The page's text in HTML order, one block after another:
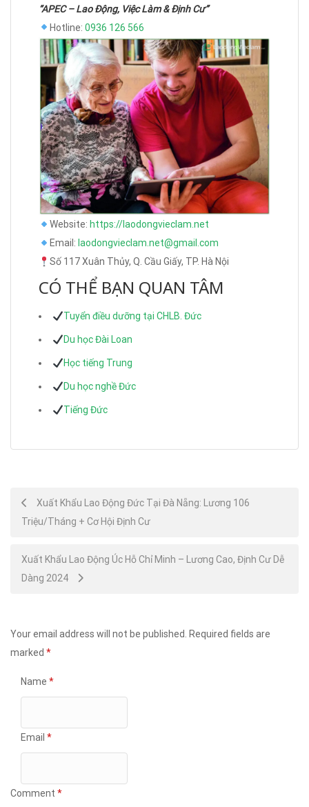
“APEC – Lao Động, Việc Làm & Định Cư”
Hotline: 0936 126 566
Website: https://laodongvieclam.net
Email: laodongvieclam.net@gmail.com
Số 117 Xuân Thủy, Q. Cầu Giấy, TP. Hà Nội
CÓ THỂ BẠN QUAN TÂM
Tuyển điều dưỡng tại CHLB. Đức
Du học Đài Loan
Học tiếng Trung
Du học nghề Đức
Tiếng Đức
Post
navigation
Xuất Khẩu Lao Động Đức Tại Đà Nẵng: Lương 106
Triệu/Tháng + Cơ Hội Định Cư
Xuất Khẩu Lao Động Úc Hỗ Chỉ Minh – Lương Cao, Định Cư Dễ
Dàng 2024
Your email address will not be published.
Required fields are
marked *
Name *
Email *
Comment *